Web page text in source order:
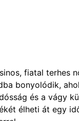
fiatal terhes
bonyolódik,
és a vágy
élheti át egy